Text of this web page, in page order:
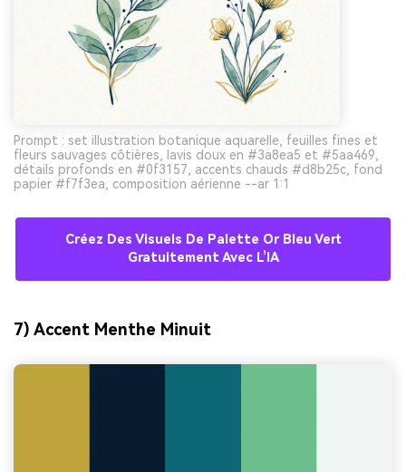
Prompt : set illustration botanique aquarelle, feuilles fines et
fleurs sauvages côtières, lavis doux en #3a8ea5 et #5aa469,
détails profonds en #0f3157, accents chauds #d8b25c, fond
papier #f7f3ea, composition aérienne --ar 1:1
Créez Des Visuels De Palette Or Bleu Vert
Gratuitement Avec L’IA
7) Accent Menthe Minuit